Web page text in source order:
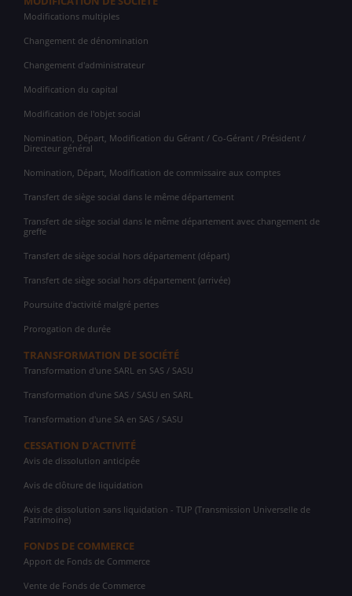
Modifications multiples
Changement de dénomination
Changement d'administrateur
Modification du capital
Modification de l'objet social
Nomination, Départ, Modification du Gérant / Co-Gérant / Président /
Directeur général
Nomination, Départ, Modification de commissaire aux comptes
Transfert de siège social dans le même département
Transfert de siège social dans le même département avec changement de
greffe
Transfert de siège social hors département (départ)
Transfert de siège social hors département (arrivée)
Poursuite d'activité malgré pertes
Prorogation de durée
TRANSFORMATION DE SOCIÉTÉ
Transformation d'une SARL en SAS / SASU
Transformation d'une SAS / SASU en SARL
Transformation d'une SA en SAS / SASU
CESSATION D'ACTIVITÉ
Avis de dissolution anticipée
Avis de clôture de liquidation
Avis de dissolution sans liquidation - TUP (Transmission Universelle de
Patrimoine)
FONDS DE COMMERCE
Apport de Fonds de Commerce
Vente de Fonds de Commerce